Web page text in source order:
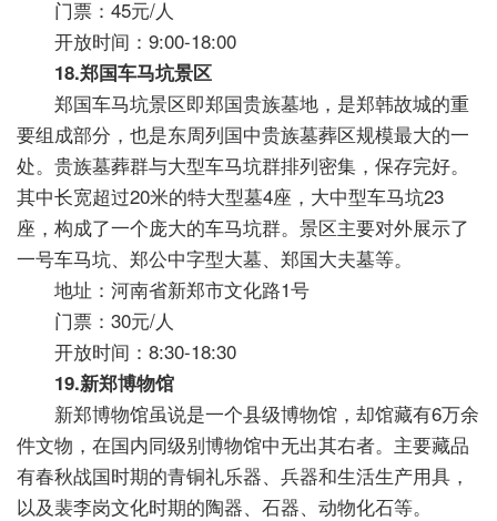
门票：45元/人
开放时间：9:00-18:00
18.郑国车马坑景区
郑国车马坑景区即郑国贵族墓地，是郑韩故城的重
要组成部分，也是东周列国中贵族墓葬区规模最大的一
处。贵族墓葬群与大型车马坑群排列密集，保存完好。
其中长宽超过20米的特大型墓4座，大中型车马坑23
座，构成了一个庞大的车马坑群。景区主要对外展示了
一号车马坑、郑公中字型大墓、郑国大夫墓等。
地址：河南省新郑市文化路1号
门票：30元/人
开放时间：8:30-18:30
19.新郑博物馆
新郑博物馆虽说是一个县级博物馆，却馆藏有6万余
件文物，在国内同级别博物馆中无出其右者。主要藏品
有春秋战国时期的青铜礼乐器、兵器和生活生产用具，
以及裴李岗文化时期的陶器、石器、动物化石等。